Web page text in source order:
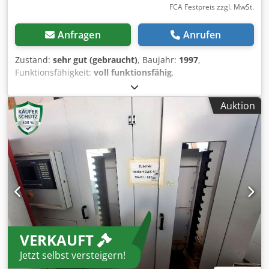
FCA Festpreis zzgl. MwSt.
Anfragen Anrufen
Zustand: sehr gut (gebraucht), Baujahr: 1997,
Funktionsfähigkeit: voll funktionsfähig,
Maschinen-/Fahrzeugnummer:
Drehmaschine Fabrikat: Boehringer Typ: VDF 250Cm
Baujahr: 1997 VDF Boehringer 250C Die Maschine hat
folgende Ausstattung 1000mm Drehlänge Keinen Reitstock
Angetriebene Werkzeuge Sonderschwenkfutter Steuerung
Siemens 840C Die Boehringer VDF 250 Cm ist eine CNC-
Drehmaschine, die für die Bearbeitung von Futterteilen
konzipiert wurde. Sie zeichnet sich durch ihre robuste
Bauweise und präzise Bearbeitungsmöglichkeiten aus.
Technische Daten (Modelljahr 1997) Chjdjwlap Aspfx
Ahmoa Arbeitsbereich: Umlaufdurchmesser über Bett: 550
mm Umlaufdurchmesser über Planschlitten: 480 mm
Verfahrweg X-Achse: 405 mm Verfahrweg Z-Achse: 1.099
mm Maximale Drehlänge: 1.000 mm (Kein) Reitstock:
Werkzeugrevolver: Anzahl der Plätze: 12
Auktion
VERKAUFT
Jetzt selbst versteigern!